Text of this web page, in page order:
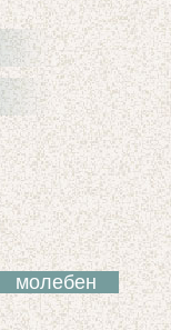
молебен